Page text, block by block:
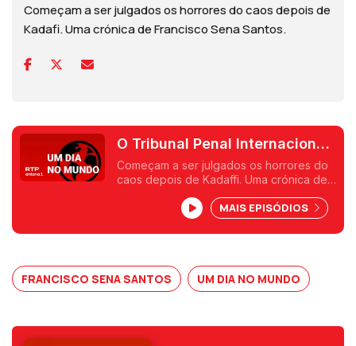
Começam a ser julgados os horrores do caos depois de
Kadafi. Uma crónica de Francisco Sena Santos.
O Tribunal Penal Internacional
julga os horrores na Líbia
Começam a ser julgados os horrores do
caos depois de Kadaffi. Uma crónica de
MAIS EPISÓDIOS
FRANCISCO SENA SANTOS UM DIA NO MUNDO